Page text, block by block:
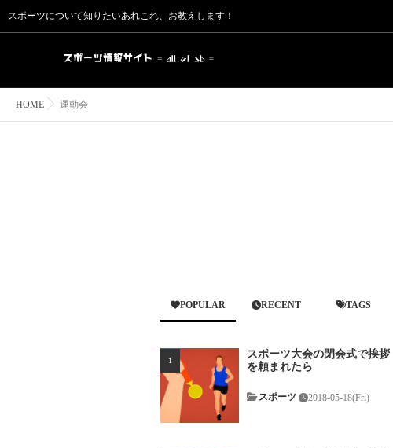
スポーツについて知りたいあれこれ、お教えします！
HOME 運動会
POPULAR RECENT TAGS
スポーツ大会の閉会式で挨拶
を頼まれたら
2018-05-18(Fri)
スポーツ